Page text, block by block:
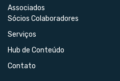
Associados
Sócios Colaboradores
Serviços
Hub de Conteúdo
Contato